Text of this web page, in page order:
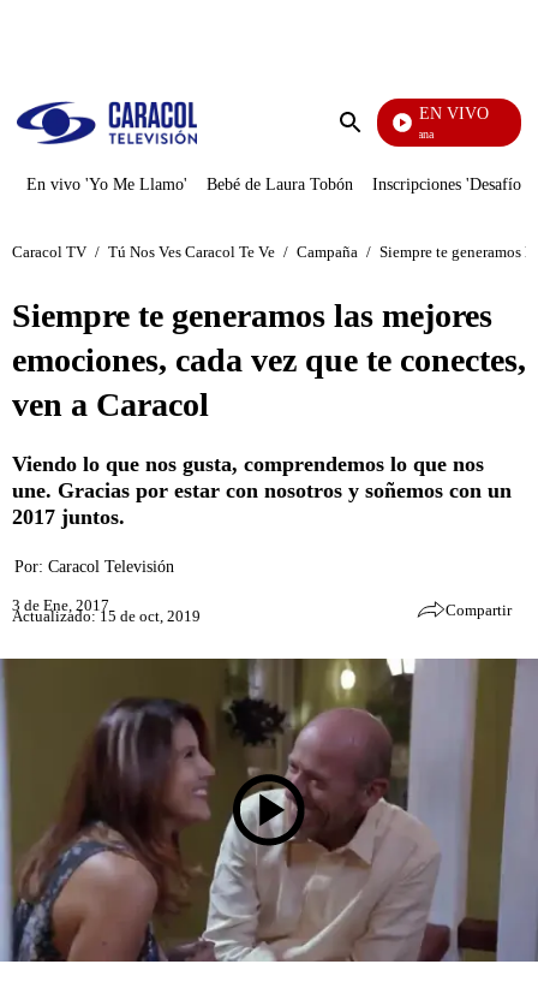
Enviar
EN VIVO
Diario De Diana
En vivo 'Yo Me Llamo' Bebé de Laura Tobón Inscripciones 'Desafío'
Caracol TV / Tú Nos Ves Caracol Te Ve / Campaña / Siempre te generamos
Siempre te generamos las mejores
emociones, cada vez que te conectes,
ven a Caracol
Viendo lo que nos gusta, comprendemos lo que nos
une. Gracias por estar con nosotros y soñemos con un
2017 juntos.
Por: Caracol Televisión
3 de Ene, 2017
Actualizado: 15 de oct, 2019 Compartir